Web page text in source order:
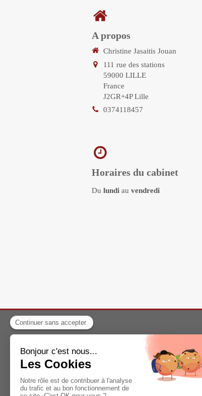
A propos
Christine Jasaitis Jouan
111 rue des stations
59000 LILLE
France
J2GR+4P Lille
0374118457
Horaires du cabinet
Du lundi au vendredi
A propos
Informations pratiques
Plan du site